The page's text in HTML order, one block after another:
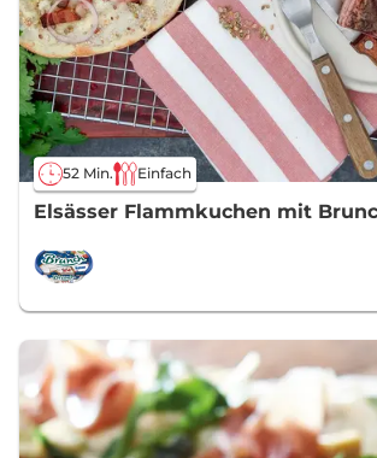
52 Min. Einfach
Elsässer Flammkuchen mit